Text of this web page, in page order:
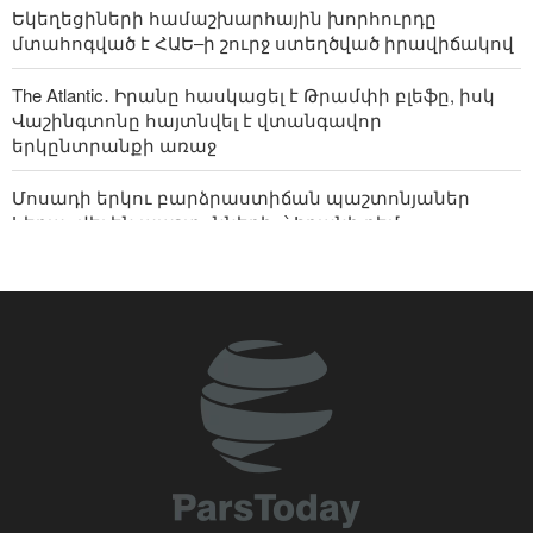
Եկեղեցիների համաշխարհային խորհուրդը
մտահոգված է ՀԱԵ–ի շուրջ ստեղծված իրավիճակով
The Atlantic․ Իրանը հասկացել է Թրամփի բլեֆը, իսկ
Վաշինգտոնը հայտնվել է վտանգավոր
երկընտրանքի առաջ
Մոսադի երկու բարձրաստիճան պաշտոնյաներ
հեռացվել են պաշտոններից՝ Իրանի դեմ
Արաղչին դիմել է հարևաններին․ ժամանակն է
Իրանը և Ադրբեջանը համաձայնության են եկել
սպորտի և երիտասարդության ոլորտներում
համագործակցության ընդլայնման շուրջ
Մեկնաբանություն- ինչո՞ւ ԱՄՆ-ում սիոնիստական